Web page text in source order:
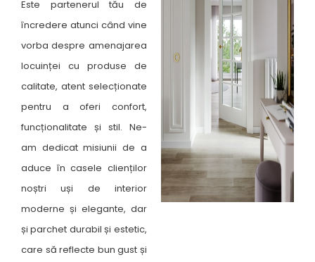
Este partenerul tău de
încredere atunci când vine
vorba despre amenajarea
locuinței cu produse de
calitate, atent selecționate
pentru a oferi confort,
funcționalitate și stil. Ne-
am dedicat misiunii de a
aduce în casele clienților
noștri uși de interior
moderne și elegante, dar
și parchet durabil și estetic,
care să reflecte bun gust și